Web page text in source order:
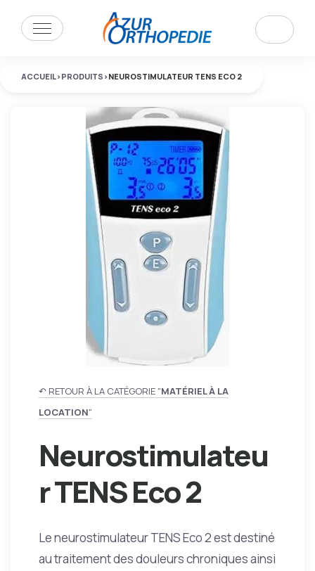
ACCUEIL>PRODUITS >NEUROSTIMULATEUR TENS ECO 2
↶ RETOUR À LA CATÉGORIE "MATÉRIEL À LA
LOCATION"
Neurostimulateu
r TENS Eco 2
Le neurostimulateur TENS Eco 2 est destiné
au traitement des douleurs chroniques ainsi